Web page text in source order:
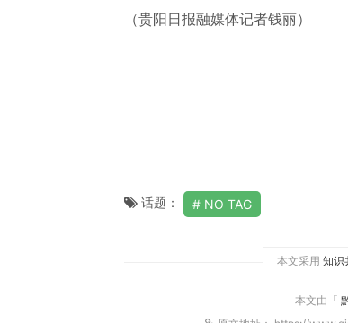
（贵阳日报融媒体记者钱丽）
话题： NO TAG
本文采用 知识
本文由「